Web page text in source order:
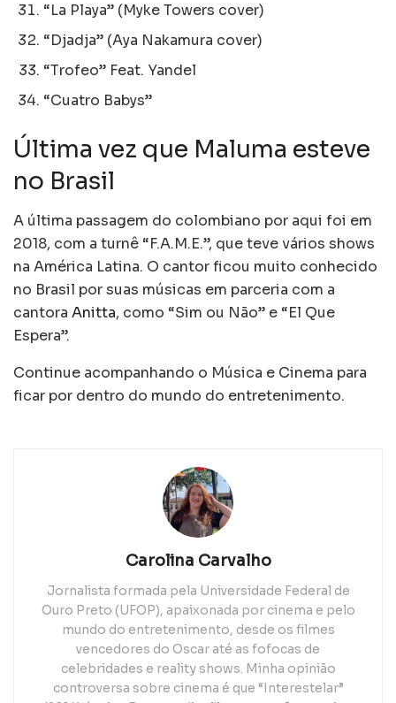
“La Playa” (Myke Towers cover)
“Djadja” (Aya Nakamura cover)
“Trofeo” Feat. Yandel
“Cuatro Babys”
Última vez que Maluma esteve
no Brasil
A última passagem do colombiano por aqui foi em
2018, com a turnê “F.A.M.E.”, que teve vários shows
na América Latina. O cantor ficou muito conhecido
no Brasil por suas músicas em parceria com a
cantora Anitta, como “Sim ou Não” e “El Que
Espera”.
Continue acompanhando o Música e Cinema para
ficar por dentro do mundo do entretenimento.
Carolina Carvalho
Jornalista formada pela Universidade Federal de
Ouro Preto (UFOP), apaixonada por cinema e pelo
mundo do entretenimento, desde os filmes
vencedores do Oscar até as fofocas de
celebridades e reality shows. Minha opinião
controversa sobre cinema é que “Interestelar”